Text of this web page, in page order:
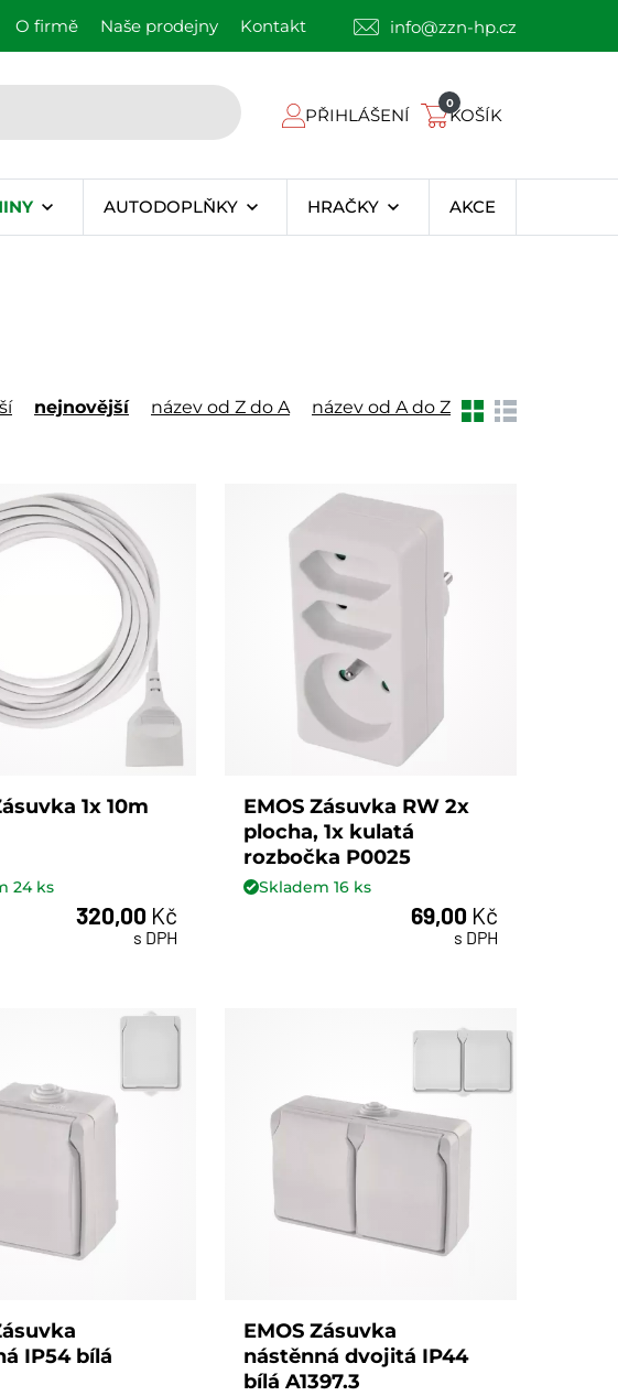
O firmě Naše prodejny Kontakt info@zzn-hp.cz
PŘIHLÁŠENÍ
0
KOŠÍK
AUTODOPLŇKY HRAČKY AKCE
nejnovější název od Z do A název od A do Z
1x 10m
24ks
320,00 Kč
s DPH
EMOS Zásuvka RW 2x
plocha, 1x kulatá
rozbočka P0025
Skladem16 ks
69,00 Kč
s DPH
IP54 bílá
EMOS Zásuvka
nástěnná dvojitá IP44
bílá A1397.3